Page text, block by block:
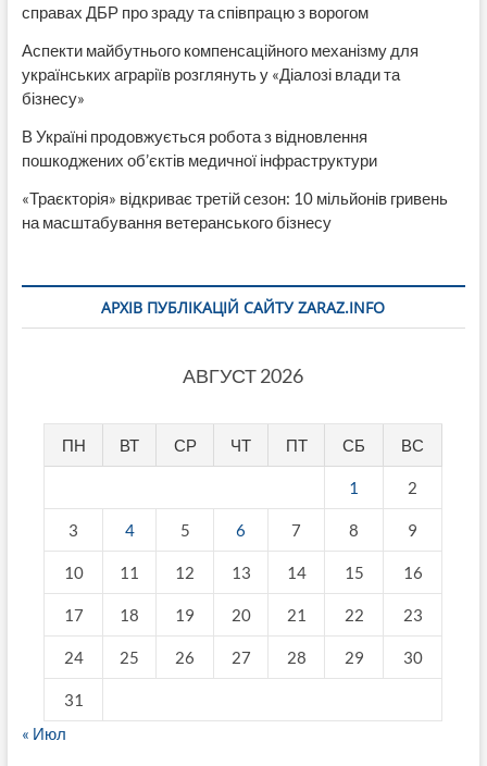
справах ДБР про зраду та співпрацю з ворогом
Аспекти майбутнього компенсаційного механізму для
українських аграріїв розглянуть у «Діалозі влади та
бізнесу»
В Україні продовжується робота з відновлення
пошкоджених об’єктів медичної інфраструктури
«Траєкторія» відкриває третій сезон: 10 мільйонів гривень
на масштабування ветеранського бізнесу
АРХІВ ПУБЛІКАЦІЙ САЙТУ ZARAZ.INFO
АВГУСТ 2026
ПН ВТ СР ЧТ ПТ СБ ВС
1 2
3 4 5 6 7 8 9
10 11 12 13 14 15 16
17 18 19 20 21 22 23
24 25 26 27 28 29 30
31
« Июл